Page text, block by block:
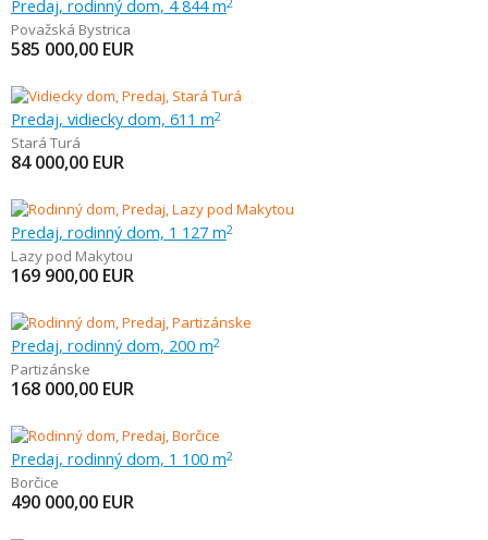
Predaj, rodinný dom, 4 844 m
Považská Bystrica
585 000,00 EUR
Predaj, vidiecky dom, 611 m2
Stará Turá
84 000,00 EUR
Predaj, rodinný dom, 1 127 m2
Lazy pod Makytou
169 900,00 EUR
Predaj, rodinný dom, 200 m2
Partizánske
168 000,00 EUR
Predaj, rodinný dom, 1 100 m2
Borčice
490 000,00 EUR